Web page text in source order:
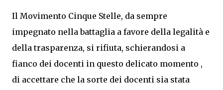
Il Movimento Cinque Stelle, da sempre
impegnato nella battaglia a favore della legalità e
della trasparenza, si rifiuta, schierandosi a
fianco dei docenti in questo delicato momento ,
di accettare che la sorte dei docenti sia stata